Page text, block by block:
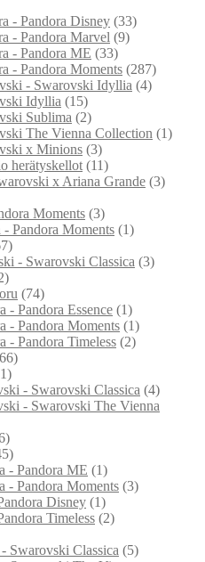
- Pandora Disney (33)
- Pandora Marvel (9)
- Pandora ME (33)
- Pandora Moments (287)
- Swarovski Idyllia (4)
Idyllia (15)
Sublima (2)
The Vienna Collection (1)
x Minions (3)
herätyskellot (11)
x Ariana Grande (3)
Moments (3)
Pandora Moments (1)
- Swarovski Classica (3)
(74)
- Pandora Essence (1)
- Pandora Moments (1)
- Pandora Timeless (2)
- Swarovski Classica (4)
- Swarovski The Vienna
- Pandora ME (1)
- Pandora Moments (3)
Disney (1)
Timeless (2)
Swarovski Classica (5)